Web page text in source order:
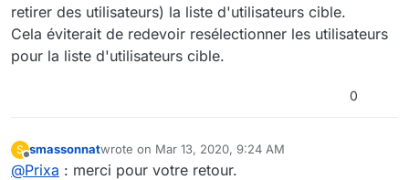
retirer des utilisateurs) la liste d'utilisateurs cible.
Cela éviterait de redevoir resélectionner les utilisateurs
pour la liste d'utilisateurs cible.
0
S
Offline
smassonnatwrote on Mar 13, 2020, 9:24 AM
last edited by
@Prixa : merci pour votre retour.